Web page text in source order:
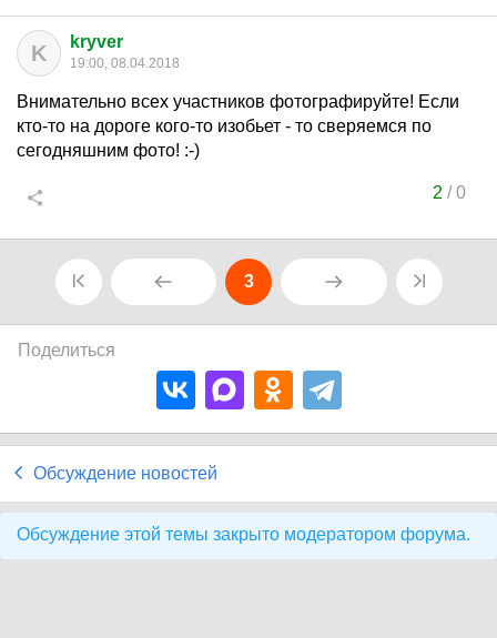
K kryver
19:00, 08.04.2018
Внимательно всех участников фотографируйте! Если
кто-то на дороге кого-то изобьет - то сверяемся по
сегодняшним фото! :-)
2/ 0
3
Поделиться
Обсуждение новостей
Обсуждение этой темы закрыто модератором форума.